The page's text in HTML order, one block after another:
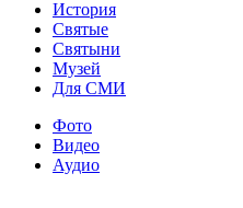
История
Святые
Святыни
Музей
Для СМИ
Фото
Видео
Аудио